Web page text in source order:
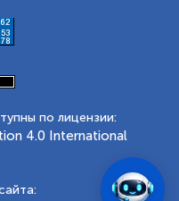
по лицензии:
4.0 International